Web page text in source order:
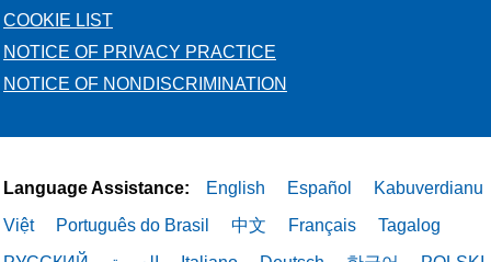
COOKIE LIST
NOTICE OF PRIVACY PRACTICE
NOTICE OF NONDISCRIMINATION
Language Assistance: English Español
Kabuverdianu
Việt
Português do Brasil 中文 Français
Tagalog